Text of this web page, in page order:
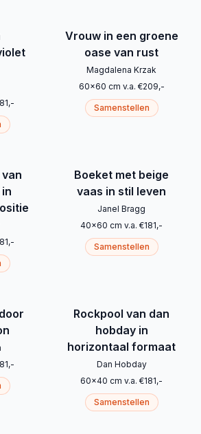
,-
Vrouw in een groene
oase van rust
Magdalena Krzak
60x60 cm v.a. €209,-
Samenstellen
,-
Boeket met beige
vaas in stil leven
Janel Bragg
40x60 cm v.a. €181,-
Samenstellen
,-
Rockpool van dan
hobday in
horizontaal formaat
Dan Hobday
60x40 cm v.a. €181,-
Samenstellen